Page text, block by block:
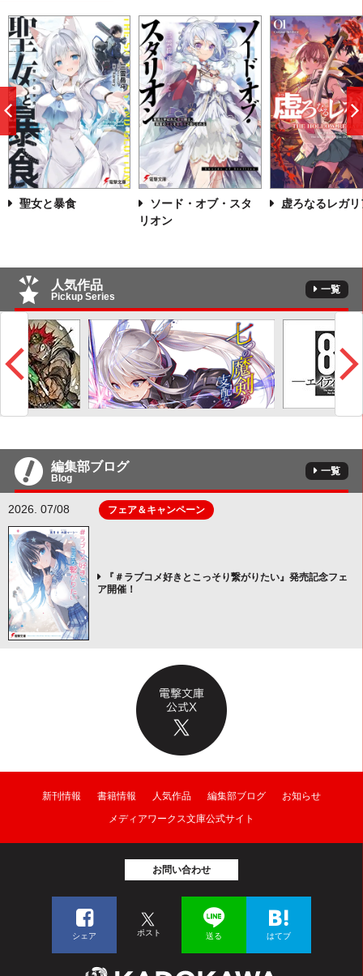
聖女と暴食
ソード・オブ・スタ
リオン
虚ろなるレガリ
前
へ
人気作品
Pickup Series
一覧
編集部ブログ
Blog
一覧
2026. 07/08 フェア＆キャンペーン
『＃ラブコメ好きとこっそり繋がりたい』発売記念フェ
ア開催！
新刊情報 書籍情報 人気作品 編集部ブログ
お知らせ
メディアワークス文庫公式サイト
お問い合わせ
シェア ポスト 送る はてブ